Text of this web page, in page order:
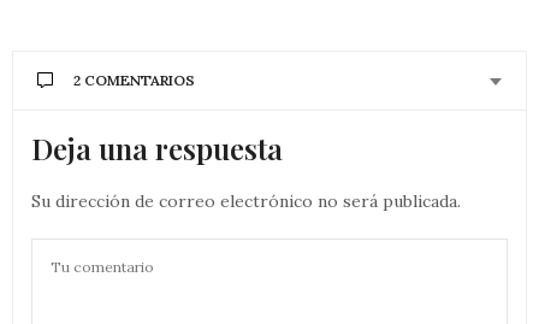
2 COMENTARIOS
Deja una respuesta
Su dirección de correo electrónico no será publicada.